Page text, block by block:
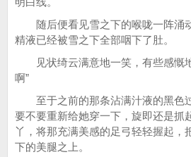
随后便看见雪之下的喉咙一阵涌
精液已经被雪之下全部咽下了肚。
见状绮云满意地一笑，有些感慨
啊”
至于之前的那条沾满汁液的黑色
要不要重新给她穿一下，旋即还是抓
丫，将那充满美感的足弓轻轻握起，
下的美腿之上。